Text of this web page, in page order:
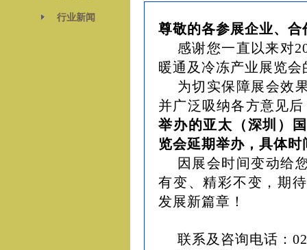
行业新闻
尊敬的各参展企业、
感谢您一直以来对
暖通及冷冻产业展览
为切实保障展会效
并广泛吸纳各方意见
举办的亚太（深圳）
览会延期举办，具体
因展会时间变动给
有变、精彩不变，期
发展新篇章！
联系及咨询电话：